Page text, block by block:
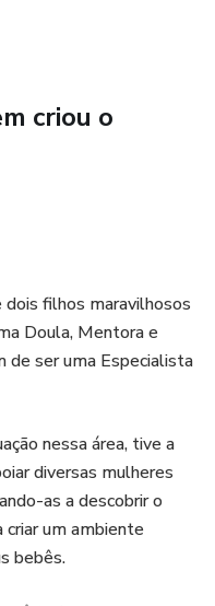
e poder
criou o
dois filhos maravilhosos
Doula, Mentora e
de ser uma Especialista
nessa área, tive a
diversas mulheres
as a descobrir o
um ambiente
bebês.